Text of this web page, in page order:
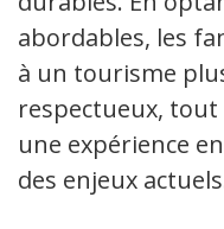
abordables, les
à un tourisme
respectueux, tout
une expérience
des enjeux